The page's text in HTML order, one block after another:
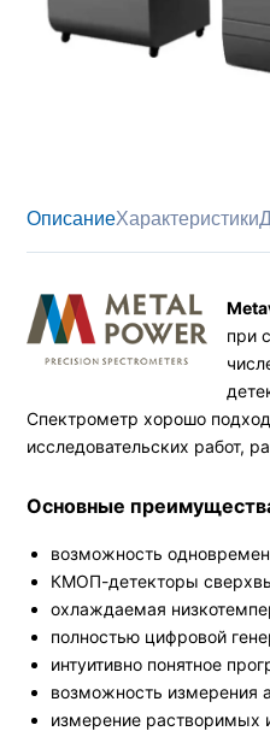
ОписаниеХарактеристики
при
Спектрометр хорошо
исследовательских работ,
Основные
возможность
КМОП-детекторы
охлаждаемая
полностью цифровой
интуитивно понятное
возможность измерения
измерение растворимых